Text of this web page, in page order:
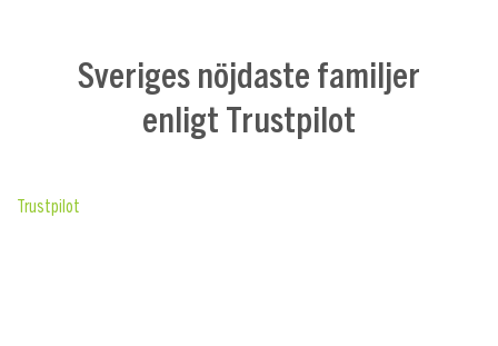
Sveriges nöjdaste familjer
enligt Trustpilot
Trustpilot